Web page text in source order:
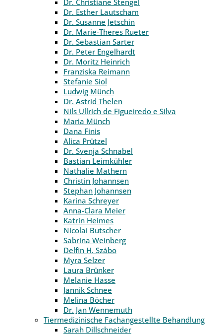
Dr. Christiane Stengel
Dr. Esther Lautscham
Dr. Susanne Jetschin
Dr. Marie-Theres Rueter
Dr. Sebastian Sarter
Dr. Peter Engelhardt
Dr. Moritz Heinrich
Franziska Reimann
Stefanie Siol
Ludwig Münch
Dr. Astrid Thelen
Nils Ullrich de Figueiredo e Silva
Maria Münch
Dana Finis
Alica Prützel
Dr. Svenja Schnabel
Bastian Leimkühler
Nathalie Mathern
Christin Johannsen
Stephan Johannsen
Karina Schreyer
Anna-Clara Meier
Katrin Heimes
Nicolai Butscher
Sabrina Weinberg
Delfin H. Szábo
Myra Selzer
Laura Brünker
Melanie Hasse
Jannik Schnee
Melina Böcher
Dr. Jan Wennemuth
Tiermedizinische Fachangestellte Behandlung
Sarah Dillschneider